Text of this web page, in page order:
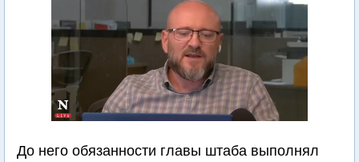
До него обязанности главы штаба выполнял